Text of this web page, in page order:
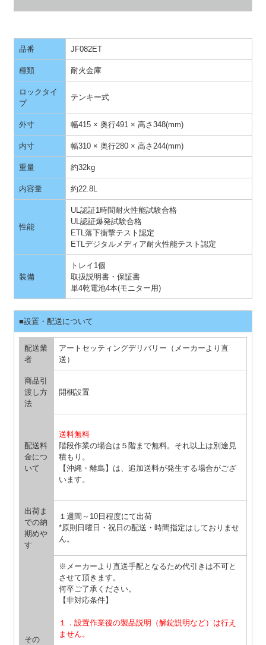
品番 JF082ET
種類 耐火金庫
ロックタイ
プ
テンキー式
外寸 幅415 × 奥行491 × 高さ348(mm)
内寸 幅310 × 奥行280 × 高さ244(mm)
重量 約32kg
内容量 約22.8L
性能
UL認証1時間耐火性能試験合格
UL認証爆発試験合格
ETL落下衝撃テスト認定
ETLデジタルメディア耐火性能テスト認定
装備
トレイ1個
取扱説明書・保証書
単4乾電池4本(モニター用)
■設置・配送について
配送業
者
アートセッティングデリバリー（メーカーより直
送）
商品引
渡し方
法
開梱設置
配送料
金につ
いて
送料無料
階段作業の場合は５階まで無料。それ以上は別途見
積もり。
【沖縄・離島】は、追加送料が発生する場合がござ
います。
出荷ま
での納
期めや
す
１週間～10日程度にて出荷
*原則日曜日・祝日の配送・時間指定はしておりませ
ん。
その
※メーカーより直送手配となるため代引きは不可と
させて頂きます。
何卒ご了承ください。
【非対応条件】
１．設置作業後の製品説明（解錠説明など）は行え
ません。